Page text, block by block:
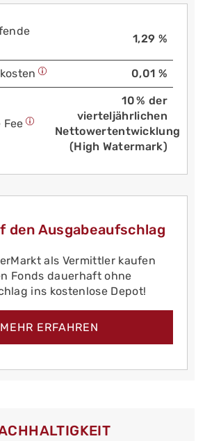
1,29 %
0,01 %
Fee
10 % der
vierteljährlichen
Nettowertentwicklung
(High Watermark)
den Ausgabeaufschlag
als Vermittler kaufen
Fonds dauerhaft ohne
ins kostenlose Depot!
MEHR ERFAHREN